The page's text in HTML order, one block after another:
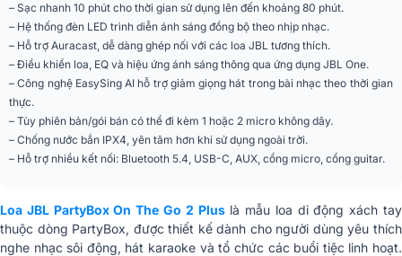
Cổng kết nối
AUX 3.5mm, USB, Micro 6.5mm,
Guitar
Ứng dụng điều khiển
trên điện thoại
JBL partybox
Phân khúc Tiêu chuẩn
Nguồn điện 100 – 240V ~ 50/60Hz
tắt)
Định dạng USB
FAT16, FAT32
– Sạc nhanh 10 phút cho thời gian sử dụng lên đến khoảng 80 phút.
– Hệ thống đèn LED trình diễn ánh sáng đồng bộ theo nhịp nhạc.
– Hỗ trợ Auracast, dễ dàng ghép nối với các loa JBL tương thích.
– Điều khiển loa, EQ và hiệu ứng ánh sáng thông qua ứng dụng JBL One.
– Công nghệ EasySing AI hỗ trợ giảm giọng hát trong bài nhạc theo thời gian
thực.
– Tùy phiên bản/gói bán có thể đi kèm 1 hoặc 2 micro không dây.
– Chống nước bắn IPX4, yên tâm hơn khi sử dụng ngoài trời.
– Hỗ trợ nhiều kết nối: Bluetooth 5.4, USB-C, AUX, cổng micro, cổng guitar.
Loa JBL PartyBox On The Go 2 Pluslà mẫu loa di động xách tay
thuộc dòng PartyBox, được thiết kế dành cho người dùng yêu thích
nghe nhạc sôi động, hát karaoke và tổ chức các buổi tiệc linh hoạt.